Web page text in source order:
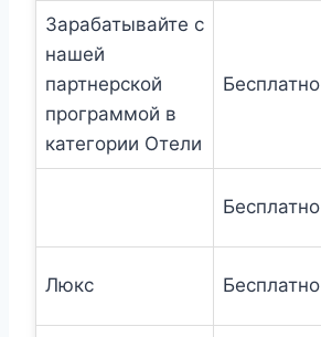
Зарабатывайте с
нашей
партнерской
программой в
категории Отели
Бесплатно
Бесплатно
Люкс Бесплатно